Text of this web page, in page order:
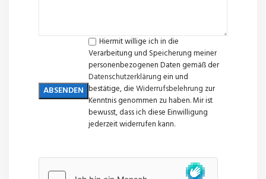
Hiermit willige ich in die
Verarbeitung und Speicherung meiner
personenbezogenen Daten gemäß der
Datenschutzerklärungein und
bestätige, dieWiderrufsbelehrung zur
Kenntnis genommen zu haben. Mir ist
bewusst, dass ich diese Einwilligung
jederzeit widerrufen kann.